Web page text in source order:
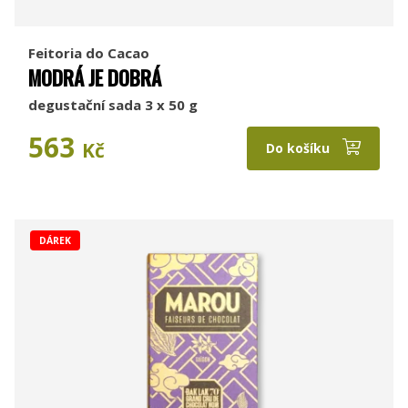
Feitoria do Cacao
MODRÁ JE DOBRÁ
degustační sada 3 x 50 g
563 Kč Do košíku
DÁREK